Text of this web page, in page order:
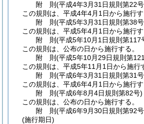
附 則(平成4年3月31日規則第22
この規則は、平成4年4月1日から施行す
附 則(平成5年3月31日規則第38
この規則は、平成5年4月1日から施行す
附 則(平成5年10月1日規則第117
この規則は、公布の日から施行する。
附 則(平成5年10月29日規則第
この規則は、平成5年11月1日から施行
附 則(平成6年3月31日規則第31
この規則は、平成6年4月1日から施行す
附 則(平成6年8月4日規則第82号)
この規則は、公布の日から施行する。
附 則(平成6年9月30日規則第92
(施行期日)